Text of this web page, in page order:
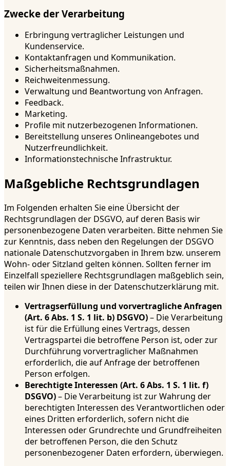
Zwecke der Verarbeitung
Erbringung vertraglicher Leistungen und
Kundenservice.
Kontaktanfragen und Kommunikation.
Sicherheitsmaßnahmen.
Reichweitenmessung.
Verwaltung und Beantwortung von Anfragen.
Feedback.
Marketing.
Profile mit nutzerbezogenen Informationen.
Bereitstellung unseres Onlineangebotes und
Nutzerfreundlichkeit.
Informationstechnische Infrastruktur.
Maßgebliche Rechtsgrundlagen
Im Folgenden erhalten Sie eine Übersicht der
Rechtsgrundlagen der DSGVO, auf deren Basis wir
personenbezogene Daten verarbeiten. Bitte nehmen Sie
zur Kenntnis, dass neben den Regelungen der DSGVO
nationale Datenschutzvorgaben in Ihrem bzw. unserem
Wohn- oder Sitzland gelten können. Sollten ferner im
Einzelfall speziellere Rechtsgrundlagen maßgeblich sein,
teilen wir Ihnen diese in der Datenschutzerklärung mit.
Vertragserfüllung und vorvertragliche Anfragen
(Art. 6 Abs. 1 S. 1 lit. b) DSGVO)– Die Verarbeitung
ist für die Erfüllung eines Vertrags, dessen
Vertragspartei die betroffene Person ist, oder zur
Durchführung vorvertraglicher Maßnahmen
erforderlich, die auf Anfrage der betroffenen
Person erfolgen.
Berechtigte Interessen (Art. 6 Abs. 1 S. 1 lit. f)
DSGVO)– Die Verarbeitung ist zur Wahrung der
berechtigten Interessen des Verantwortlichen oder
eines Dritten erforderlich, sofern nicht die
Interessen oder Grundrechte und Grundfreiheiten
der betroffenen Person, die den Schutz
personenbezogener Daten erfordern, überwiegen.